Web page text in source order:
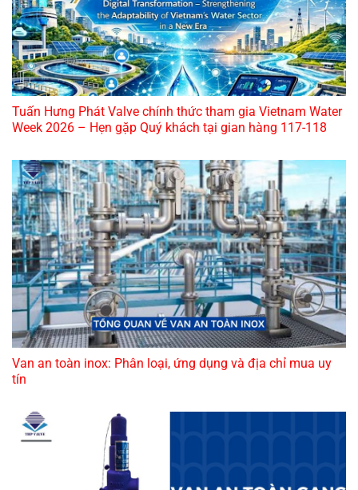
Tuấn Hưng Phát Valve chính thức tham gia Vietnam Water
Week 2026 – Hẹn gặp Quý khách tại gian hàng 117-118
Van an toàn inox: Phân loại, ứng dụng và địa chỉ mua uy
tín